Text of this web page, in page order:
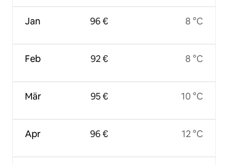
Jan
Feb
Mär
Apr
96 €
92 €
95 €
96 €
8 °C
8 °C
10 °C
12 °C